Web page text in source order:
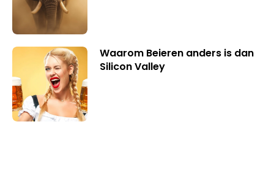
Waarom Beieren anders is dan
Silicon Valley